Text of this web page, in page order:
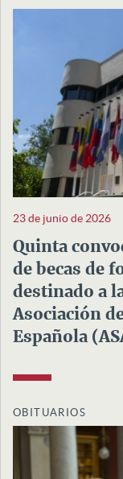
23 de junio de 2026
Quinta
de becas de
destinado a
Asociación
Española
OBITUARIOS